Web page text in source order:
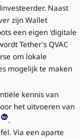
Naast
zijn Wallet
een eigen 'digitale
Tether's QVAC
om lokale
mogelijk te maken
kennis van
het uitvoeren van
.
Via een aparte